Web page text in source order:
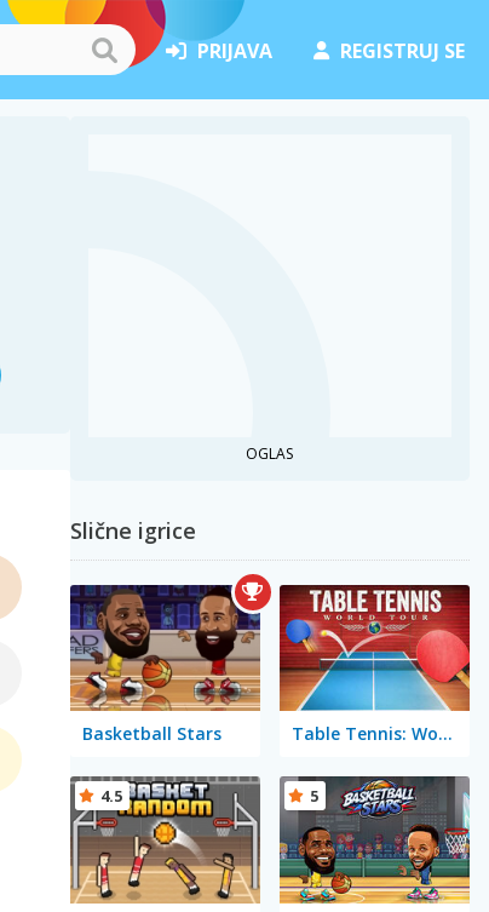
PRIJAVA REGISTRUJ SE
OGLAS
Slične igrice
Basketball Stars Table Tennis: World Tour
4.5 5